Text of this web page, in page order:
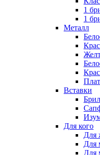
1
1
Металл
Вставки
Для кого
Для
Для
Для